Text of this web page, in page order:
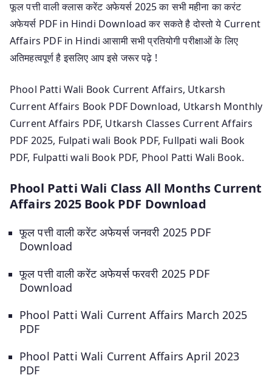
फूल पत्ती वाली क्लास करेंट अफेयर्स 2025 का सभी महीना का करंट
अफेयर्स PDF in Hindi Download कर सकते है दोस्तो ये Current
Affairs PDF in Hindi आसामी सभी प्रतियोगी परीक्षाओं के लिए
अतिमहत्वपूर्ण है इसलिए आप इसे जरूर पढ़े !
Phool Patti Wali Book Current Affairs, Utkarsh
Current Affairs Book PDF Download, Utkarsh Monthly
Current Affairs PDF, Utkarsh Classes Current Affairs
PDF 2025, Fulpati wali Book PDF, Fullpati wali Book
PDF, Fulpatti wali Book PDF, Phool Patti Wali Book.
Phool Patti Wali Class All Months Current
Affairs 2025 Book PDF Download
फूल पत्ती वाली करेंट अफेयर्स जनवरी 2025 PDF
Download
फूल पत्ती वाली करेंट अफेयर्स फरवरी 2025 PDF
Download
Phool Patti Wali Current Affairs March 2025
PDF
Phool Patti Wali Current Affairs April 2023
PDF